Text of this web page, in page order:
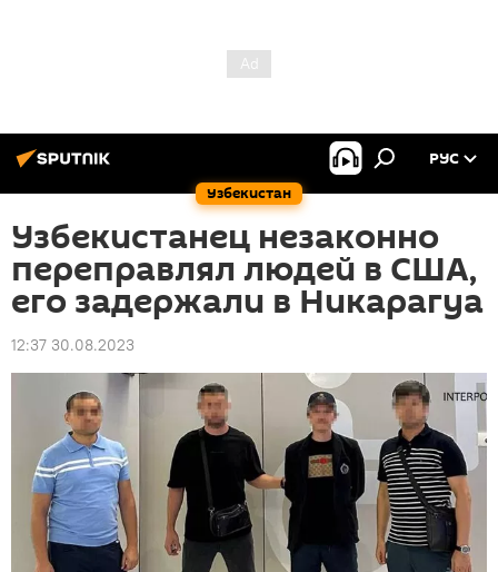
Узбекистан
РУС
Узбекистанец незаконно
переправлял людей в США,
его задержали в Никарагуа
12:37 30.08.2023